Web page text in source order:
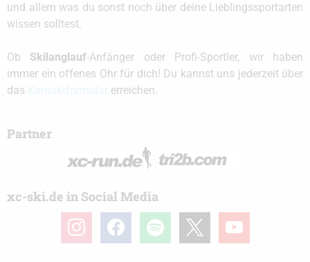
und allem was du sonst noch über deine Lieblingssportarten
wissen solltest.
Ob Skilanglauf-Anfänger oder Profi-Sportler, wir haben
immer ein offenes Ohr für dich! Du kannst uns jederzeit über
das
erreichen.
Partner
xc-ski.de in Social Media
instagramfacebook spotify youtube